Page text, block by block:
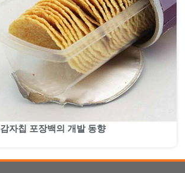
감자칩 포장백의 개발 동향